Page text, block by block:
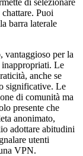
Puoi
barra laterale
vantaggioso per la
inappropriati. Le
anche se
significative. Le
di comunità ma
presente che
anonimato,
adottare abitudini
utenti
VPN.